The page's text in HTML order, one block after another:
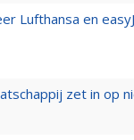
Lufthansa en
zet in op